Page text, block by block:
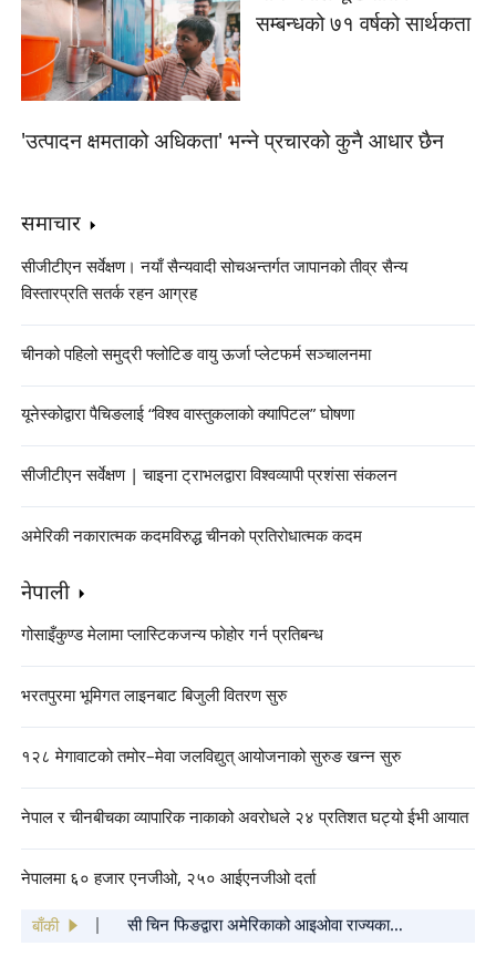
सम्बन्धको ७१ वर्षको सार्थकता
'उत्पादन क्षमताको अधिकता' भन्ने प्रचारको कुनै आधार छैन
समाचार
सीजीटीएन सर्वेक्षण। नयाँ सैन्यवादी सोचअन्तर्गत जापानको तीव्र सैन्य
चीनको पहिलो समुद्री फ्लोटिङ वायु ऊर्जा प्लेटफर्म सञ्चालनमा
यूनेस्कोद्वारा पैचिङलाई “विश्व वास्तुकलाको क्यापिटल” घोषणा
सीजीटीएन सर्वेक्षण | चाइना ट्राभलद्वारा विश्वव्यापी प्रशंसा संकलन
अमेरिकी नकारात्मक कदमविरुद्ध चीनको प्रतिरोधात्मक कदम
नेपाली
गोसाइँकुण्ड मेलामा प्लास्टिकजन्य फोहोर गर्न प्रतिबन्ध
भरतपुरमा भूमिगत लाइनबाट बिजुली वितरण सुरु
१२८ मेगावाटको तमोर–मेवा जलविद्युत् आयोजनाको सुरुङ खन्न सुरु
नेपाल र चीनबीचका व्यापारिक नाकाको अवरोधले २४ प्रतिशत घट्यो ईभी आयात
नेपालमा ६० हजार एनजीओ, २५० आईएनजीओ दर्ता
बाँकी
"बसन्त महोत्सव गाला २०२५ को कार्यक्रम सूची"
सार्वजनिक
सी चिन फिङद्वारा अमेरिकाको आइओवा राज्यका